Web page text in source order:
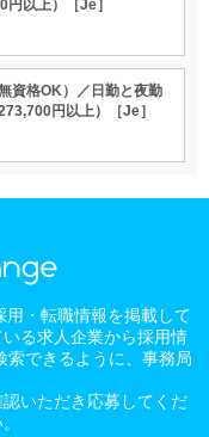
以上）［Je］
資格OK）／日勤と夜勤
円以上）［Je］
・転職情報を掲載して
る求人企業から採用情
索できるように、事務局
いただき応募してくだ